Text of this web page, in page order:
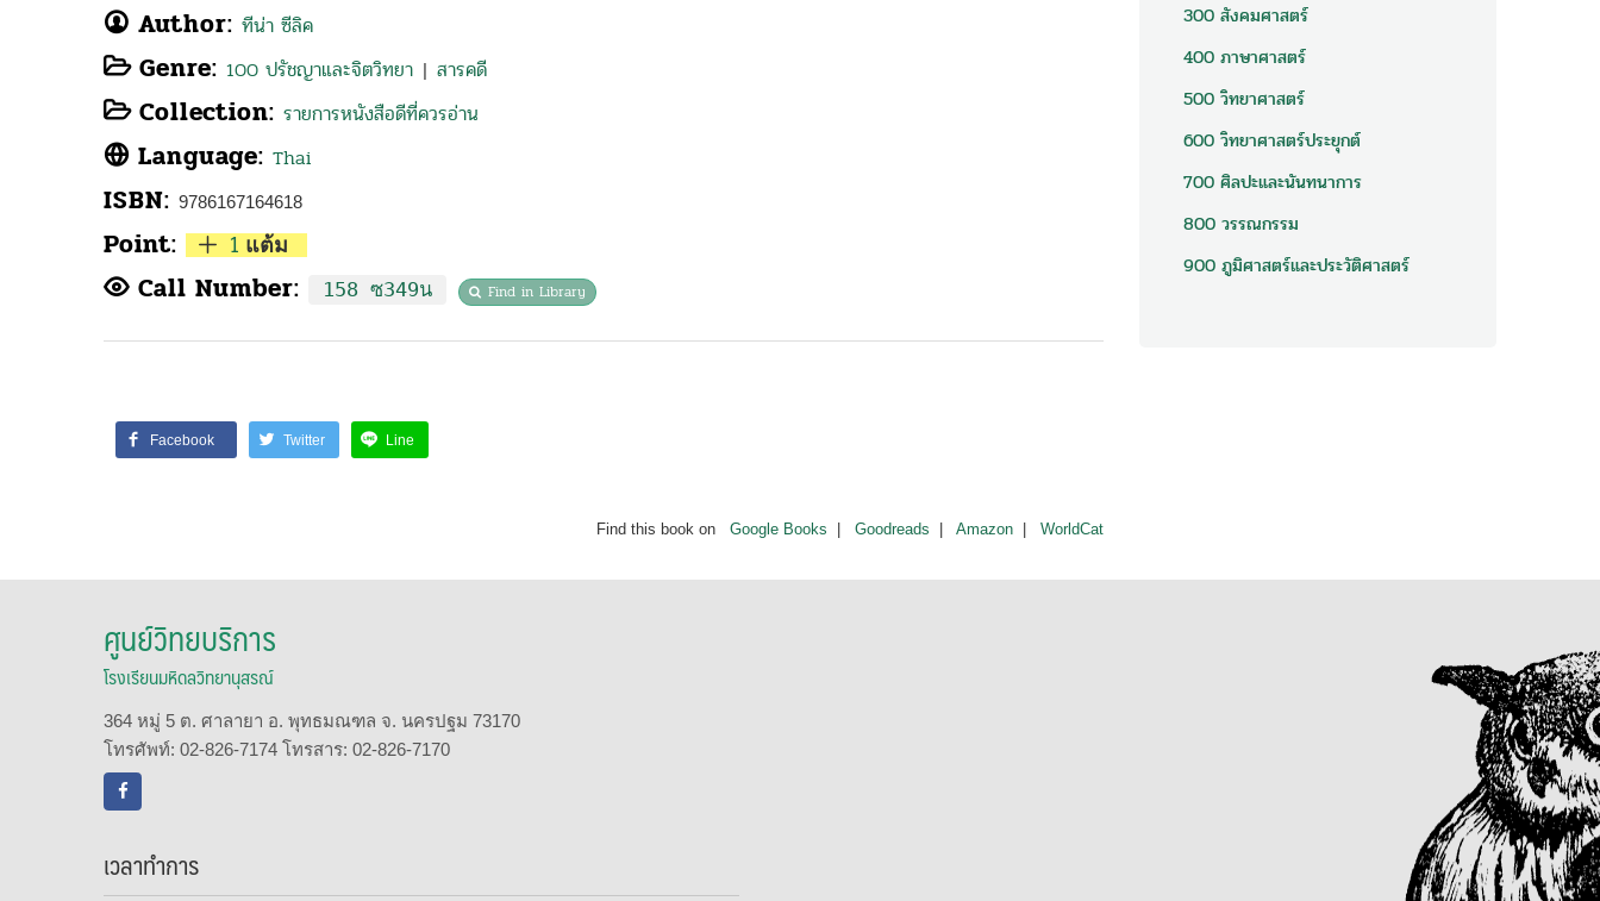
Author: ทีน่า ซีลิค
Genre: 100 ปรัชญาและจิตวิทยา | สารคดี
Collection: รายการหนังสือดีที่ควรอ่าน
Language: Thai
ISBN: 9786167164618
Point: 1 แต้ม
Call Number: 158 ซ349น Find in Library
Facebook Twitter Line
Find this book on Google Books Goodreads Amazon WorldCat
300 สังคมศาสตร์
400 ภาษาศาสตร์
500 วิทยาศาสตร์
600 วิทยาศาสตร์ประยุกต์
700 ศิลปะและนันทนาการ
800 วรรณกรรม
900 ภูมิศาสตร์และประวัติศาสตร์
ศูนย์วิทยบริการ
โรงเรียนมหิดลวิทยานุสรณ์
364 หมู่ 5 ต. ศาลายา อ. พุทธมณฑล จ. นครปฐม 73170
โทรศัพท์: 02-826-7174 โทรสาร: 02-826-7170
เวลาทำการ